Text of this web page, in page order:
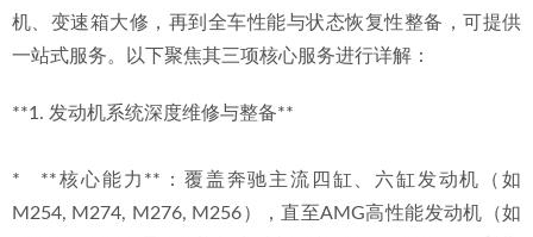
机、变速箱大修，再到全车性能与状态恢复性整备，可提供
一站式服务。以下聚焦其三项核心服务进行详解：
**1. 发动机系统深度维修与整备**
*   **核心能力**：覆盖奔驰主流四缸、六缸发动机（如
M254, M274, M276, M256），直至AMG高性能发动机（如